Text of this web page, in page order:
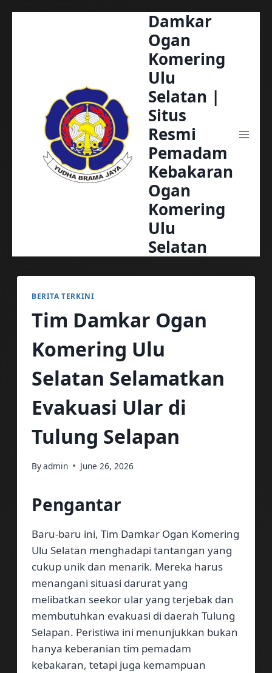
Damkar
Ogan
Komering
Ulu
Selatan |
Situs
Resmi
Pemadam
Kebakaran
Ogan
Komering
Ulu
Selatan
BERITA TERKINI
Tim Damkar Ogan
Komering Ulu
Selatan Selamatkan
Evakuasi Ular di
Tulung Selapan
Byadmin June 26, 2026
Pengantar
Baru-baru ini, Tim Damkar Ogan Komering
Ulu Selatan menghadapi tantangan yang
cukup unik dan menarik. Mereka harus
menangani situasi darurat yang
melibatkan seekor ular yang terjebak dan
membutuhkan evakuasi di daerah Tulung
Selapan. Peristiwa ini menunjukkan bukan
hanya keberanian tim pemadam
kebakaran, tetapi juga kemampuan